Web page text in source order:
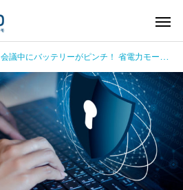
会議中にバッテリーがピンチ！ 省電力モードに切り替えて乗り切る方法